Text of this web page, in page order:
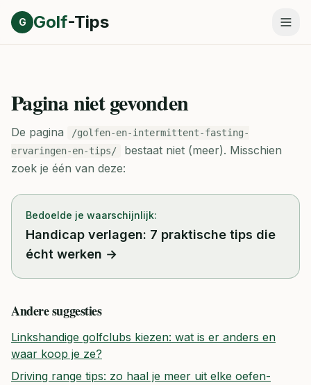
Direct naar inhoud
G Golf-Tips
Pagina niet gevonden
De pagina
/golfen-en-intermittent-fasting-
ervaringen-en-tips/
bestaat niet (meer). Misschien
zoek je één van deze:
Bedoelde je waarschijnlijk:
Handicap verlagen: 7 praktische tips die
écht werken →
Andere suggesties
Linkshandige golfclubs kiezen: wat is er anders en
waar koop je ze?
Driving range tips: zo haal je meer uit elke oefen-